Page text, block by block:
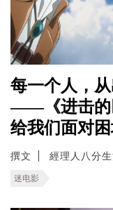
每一个人，
——《进击的
给我们面对
撰文 經理人八分生
迷电影